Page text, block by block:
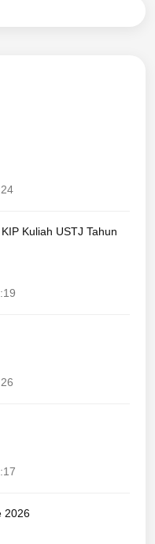
Kuliah USTJ Tahun
2026